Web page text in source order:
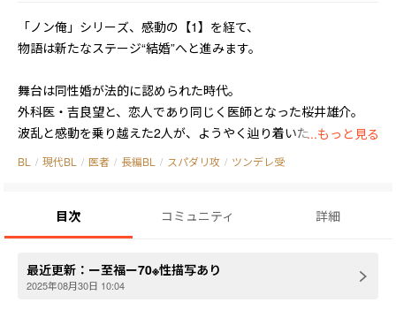
「ノン俺」シリーズ、感動の【1】を経て、
物語は新たなステージ――“結婚”へと進みます。
舞台は同性婚が法的に認められた時代。
外科医・吉良望と、恋人であり同じく医師となった桜井雄介。
波乱と感動を乗り越えた2人が、ようやく辿り着いた「婚約」と
いう答え。
「結婚って、紙切れ一枚じゃない。心が一緒にあるかどうかなん
だ――」
...もっと見る
BL / 現代BL / 医者 / 長編BL / スパダリ攻 / ツンデレ受
目次 コミュニティ 詳細
最近更新： ー至福ー70※性描写あり
2025年08月30日 10:04